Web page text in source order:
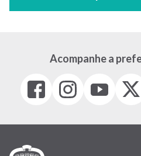
Acompanhe a
Facebook
(link
em
janela)
Instagram
(link
em
(link
em
(Antigo
(link